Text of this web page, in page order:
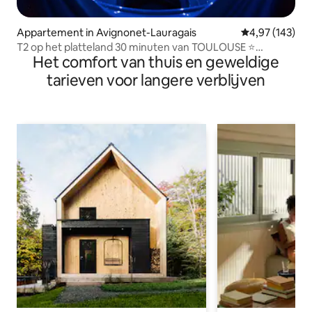
Appartement in Avignonet-Lauragais Gemiddelde
4,97 (143)
T2 op het platteland 30 minuten van TOULOUSE ⭐
Jacuzzi/SPA ⭐
Het comfort van thuis en geweldige
tarieven voor langere verblijven